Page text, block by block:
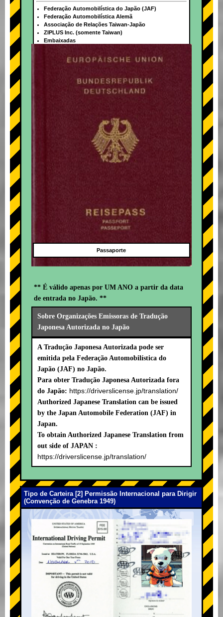
+
Federação Automobilística do Japão (JAF)
Federação Automobilística Alemã
Associação de Relações Taiwan-Japão
ZIPLUS Inc. (somente Taiwan)
Embaixadas
Passaporte
** É válido apenas por UM ANO a partir da data
de entrada no Japão. **
Sobre Organizações Emissoras de Tradução
Japonesa Autorizada no Japão
A Tradução Japonesa Autorizada pode ser
emitida pela Federação Automobilística do
Japão (JAF) no Japão.
Para obter Tradução Japonesa Autorizada fora
do Japão: https://driverslicense.jp/translation/
Authorized Japanese Translation can be issued
by the Japan Automobile Federation (JAF) in
Japan.
To obtain Authorized Japanese Translation from
out side of JAPAN :
https://driverslicense.jp/translation/
Tipo de Carteira [2] Permissão Internacional para Dirigir
(Convenção de Genebra 1949)